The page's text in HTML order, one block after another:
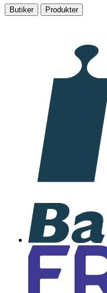
Butiker Produkter